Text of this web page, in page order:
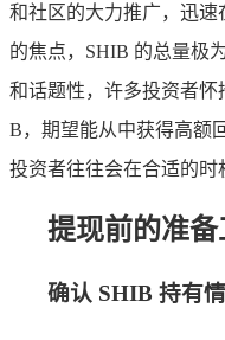
和社区的大力推广，迅速
的焦点，SHIB 的总量极
和话题性，许多投资者
B，期望能从中获得高额
投资者往往会在合适的时
提现前的准备
确认 SHIB 持有